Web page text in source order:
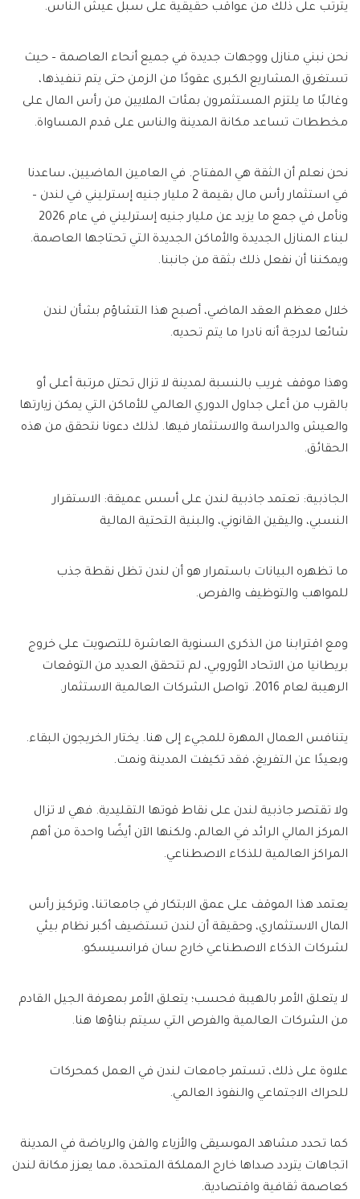
يترتب على ذلك من عواقب حقيقية على سبل عيش الناس.
نحن نبني منازل ووجهات جديدة في جميع أنحاء العاصمة – حيث
تستغرق المشاريع الكبرى عقودًا من الزمن حتى يتم تنفيذها،
وغالبًا ما يلتزم المستثمرون بمئات الملايين من رأس المال على
مخططات تساعد مكانة المدينة والناس على قدم المساواة.
نحن نعلم أن الثقة هي المفتاح. في العامين الماضيين، ساعدنا
في استثمار رأس مال بقيمة 2 مليار جنيه إسترليني في لندن –
ونأمل في جمع ما يزيد عن مليار جنيه إسترليني في عام 2026
لبناء المنازل الجديدة والأماكن الجديدة التي تحتاجها العاصمة.
ويمكننا أن نفعل ذلك بثقة من جانبنا.
خلال معظم العقد الماضي، أصبح هذا التشاؤم بشأن لندن
شائعا لدرجة أنه نادرا ما يتم تحديه.
وهذا موقف غريب بالنسبة لمدينة لا تزال تحتل مرتبة أعلى أو
بالقرب من أعلى جداول الدوري العالمي للأماكن التي يمكن زيارتها
والعيش والدراسة والاستثمار فيها. لذلك دعونا نتحقق من هذه
الحقائق.
الجاذبية: تعتمد جاذبية لندن على أسس عميقة: الاستقرار
النسبي، واليقين القانوني، والبنية التحتية المالية
ما تظهره البيانات باستمرار هو أن لندن تظل نقطة جذب
للمواهب والتوظيف والفرص.
ومع اقترابنا من الذكرى السنوية العاشرة للتصويت على خروج
بريطانيا من الاتحاد الأوروبي، لم تتحقق العديد من التوقعات
الرهيبة لعام 2016. تواصل الشركات العالمية الاستثمار.
يتنافس العمال المهرة للمجيء إلى هنا. يختار الخريجون البقاء.
وبعيدًا عن التفريغ، فقد تكيفت المدينة ونمت.
ولا تقتصر جاذبية لندن على نقاط قوتها التقليدية. فهي لا تزال
المركز المالي الرائد في العالم، ولكنها الآن أيضًا واحدة من أهم
المراكز العالمية للذكاء الاصطناعي.
يعتمد هذا الموقف على عمق الابتكار في جامعاتنا، وتركيز رأس
المال الاستثماري، وحقيقة أن لندن تستضيف أكبر نظام بيئي
لشركات الذكاء الاصطناعي خارج سان فرانسيسكو.
لا يتعلق الأمر بالهيبة فحسب؛ يتعلق الأمر بمعرفة الجيل القادم
من الشركات العالمية والفرص التي سيتم بناؤها هنا.
علاوة على ذلك، تستمر جامعات لندن في العمل كمحركات
للحراك الاجتماعي والنفوذ العالمي.
كما تحدد مشاهد الموسيقى والأزياء والفن والرياضة في المدينة
اتجاهات يتردد صداها خارج المملكة المتحدة، مما يعزز مكانة لندن
كعاصمة ثقافية واقتصادية.